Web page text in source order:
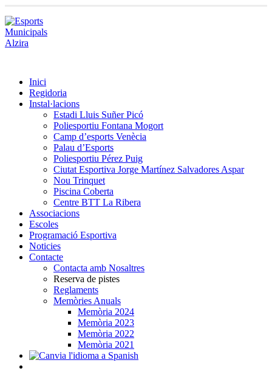
Inici
Regidoria
Instal·lacions
Estadi Lluis Suñer Picó
Poliesportiu Fontana Mogort
Camp d’esports Venècia
Palau d’Esports
Poliesportiu Pérez Puig
Ciutat Esportiva Jorge Martínez Salvadores Aspar
Nou Trinquet
Piscina Coberta
Centre BTT La Ribera
Associacions
Escoles
Programació Esportiva
Noticies
Contacte
Contacta amb Nosaltres
Reserva de pistes
Reglaments
Memòries Anuals
Memòria 2024
Memòria 2023
Memòria 2022
Memòria 2021